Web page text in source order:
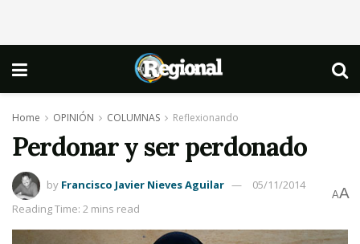
Home OPINIÓN COLUMNAS Reflexionando
Perdonar y ser perdonado
by Francisco Javier Nieves Aguilar
05/11/2014
Reading Time: 2 mins read
AA